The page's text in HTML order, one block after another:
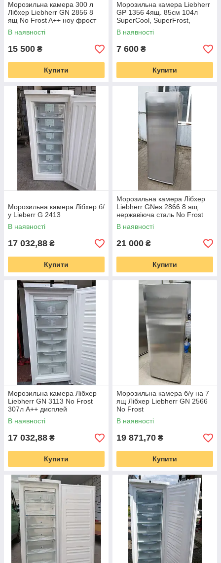
ГОЛОВНІ ОСОБЛИВОСТІ НАШИХ
МОРОЗИЛЬНИХ КАМЕР
Довговічність— у нашому каталозі представлена
техніка, изготовленнаяна найбільших заводах
ЄС.Завдяки надійним комплектуючих і новітнім
технологіям, морозильні камери прослужать вам багато
— з нами ви 100% захищені від
низькоякісних підробок, тільки оригінальні морозильні
камери Liebherr, Miele, Bosch, Siemens, AEG, Zanussi,
BEKO, Bauknecht та багатьох інших відомих брендів.
Асортимент
— пропонуємо морозильні камери
різних розмірів і об'єму, з ручним розморожуванням або
системою NoFrost, з електронним, електронно-
механічним або сенсорним типом управління. Ви
обов'язково підберете підходящий варіант.
Якість — все морозильні камери проходять технічну
перевірку і передпродажне обслуговування. Ми
надаємо гарантію терміном 6 місяців, а також
техніку.
Підібрати морозильну камеру
ЧОМУ ИМЕННОTECHNOEXPERT?
Більше 7 летспециализируемся на доставці
Морозильна камера 300 л
Лібхер Liebherr GN 2856 8
ящ No Frost A++ ноу фрост
В наявності
15 500 ₴
Купити
Морозильна камера Liebherr
GP 1356 4ящ. 85см 104л
SuperCool, SuperFrost,
FrostControl, SmartFreeze
В наявності
7 600 ₴
Купити
Морозильна камера Лібхер б/
у Lieberr G 2413
В наявності
17 032,88 ₴
Купити
Морозильна камера Лібхер
Liebherr GNes 2866 8 ящ
нержавіюча сталь No Frost
В наявності
21 000 ₴
Купити
Морозильна камера Лібхер
Liebherr GN 3113 No Frost
307л А++ дисплей
В наявності
17 032,88 ₴
Купити
Морозильна камера б/у на 7
ящ Лібхер Liebherr GN 2566
No Frost
В наявності
19 871,70 ₴
Купити